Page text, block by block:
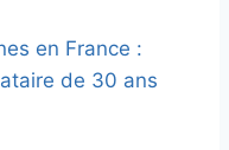
en France :
de 30 ans